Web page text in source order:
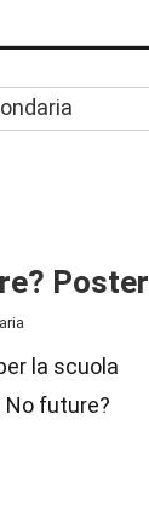
Poster
la scuola
future?